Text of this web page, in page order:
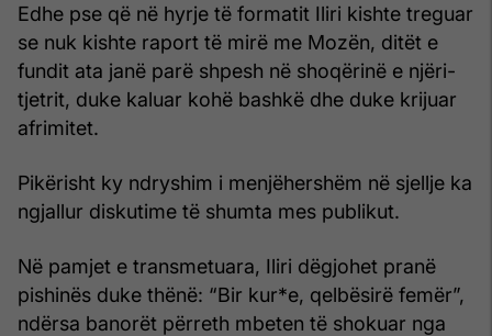
Edhe pse që në hyrje të formatit Iliri kishte treguar
se nuk kishte raport të mirë me Mozën, ditët e
fundit ata janë parë shpesh në shoqërinë e njëri-
tjetrit, duke kaluar kohë bashkë dhe duke krijuar
afrimitet.
Pikërisht ky ndryshim i menjëhershëm në sjellje ka
ngjallur diskutime të shumta mes publikut.
Në pamjet e transmetuara, Iliri dëgjohet pranë
pishinës duke thënë: “Bir kur*e, qelbësirë femër”,
ndërsa banorët përreth mbeten të shokuar nga